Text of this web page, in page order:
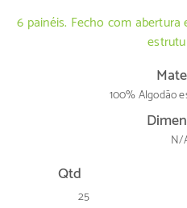
6 painéis. Fecho com
100% Algodão
N/
Qtd
25